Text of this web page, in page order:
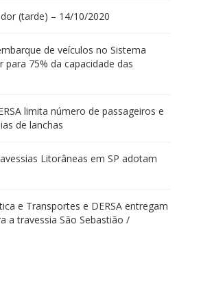
(tarde) – 14/10/2020
de veículos no Sistema
para 75% da capacidade das
limita número de passageiros e
de lanchas
Litorâneas em SP adotam
e Transportes e DERSA entregam
a travessia São Sebastião /